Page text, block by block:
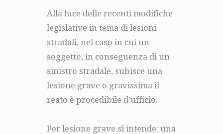
Alla luce delle recenti modifiche
legislative in tema di lesioni
stradali, nel caso in cui un
soggetto, in conseguenza di un
sinistro stradale, subisce una
lesione grave o gravissima il
reato è procedibile d’ufficio.
Per lesione grave si intende: una